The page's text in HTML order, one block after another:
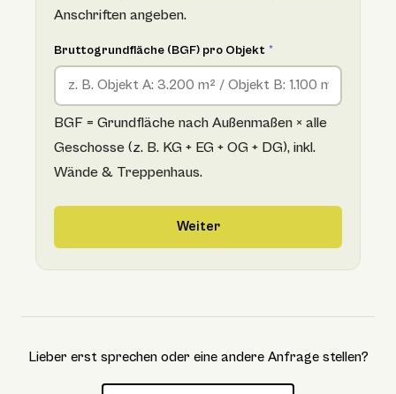
Anschriften angeben.
Bruttogrundfläche (BGF) pro Objekt *
BGF = Grundfläche nach Außenmaßen × alle
Geschosse (z. B. KG + EG + OG + DG), inkl.
Wände & Treppenhaus.
Weiter
Lieber erst sprechen oder eine andere Anfrage stellen?